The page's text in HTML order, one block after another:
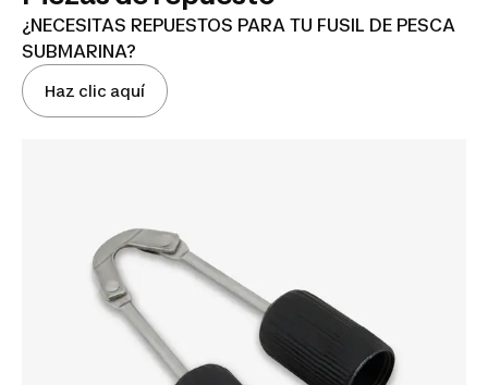
¿NECESITAS REPUESTOS PARA TU FUSIL DE PESCA
SUBMARINA?
Haz clic aquí